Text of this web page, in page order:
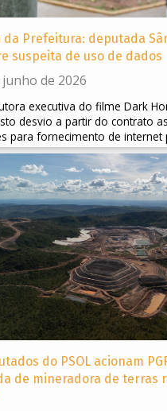
da Prefeitura: deputada
suspeita de uso de dados
junho de 2026
executiva do filme Dark
desvio a partir do contrato
para fornecimento de internet
do PSOL acionam
de mineradora de terras